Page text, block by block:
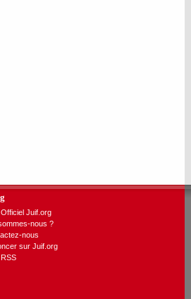
Juif.org
nous ?
nous
sur Juif.org